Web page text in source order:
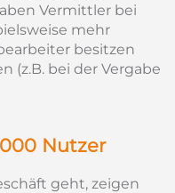
Vermittler bei
mehr
besitzen
(z.B. bei der Vergabe
Nutzer
geht, zeigen